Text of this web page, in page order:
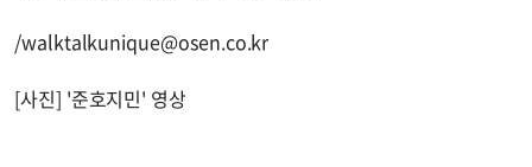
/walktalkunique@osen.co.kr
[사진] '준호지민' 영상